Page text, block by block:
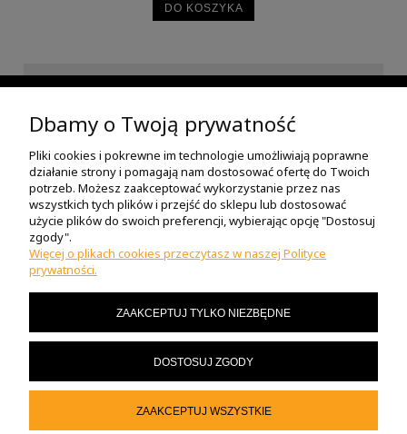
DO KOSZYKA
POMOC
O NAS
MASZ PYTANIA?
Dbamy o Twoją prywatność
Pliki cookies i pokrewne im technologie umożliwiają poprawne
działanie strony i pomagają nam dostosować ofertę do Twoich
potrzeb. Możesz zaakceptować wykorzystanie przez nas
wszystkich tych plików i przejść do sklepu lub dostosować
użycie plików do swoich preferencji, wybierając opcję "Dostosuj
zgody".
Więcej o plikach cookies przeczytasz w naszej Polityce
prywatności.
ZAAKCEPTUJ TYLKO NIEZBĘDNE
DOSTOSUJ ZGODY
ZAAKCEPTUJ WSZYSTKIE